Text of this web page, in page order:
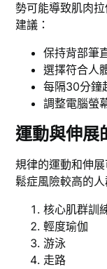
勢可能導致肌肉
建議：
保持背部筆
選擇符合人
每隔30分鐘
調整電腦螢
運動與伸展
規律的運動和伸
鬆症風險較高的
核心肌群訓
輕度瑜伽
游泳
走路